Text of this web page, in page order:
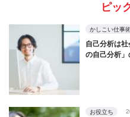
ピッ
かしこい仕事
自己分析は
の自己分析」
お役立ち